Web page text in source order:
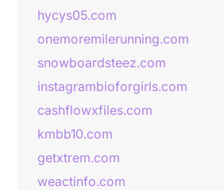
hycys05.com
onemoremilerunning.com
snowboardsteez.com
instagrambioforgirls.com
cashflowxfiles.com
kmbb10.com
getxtrem.com
weactinfo.com